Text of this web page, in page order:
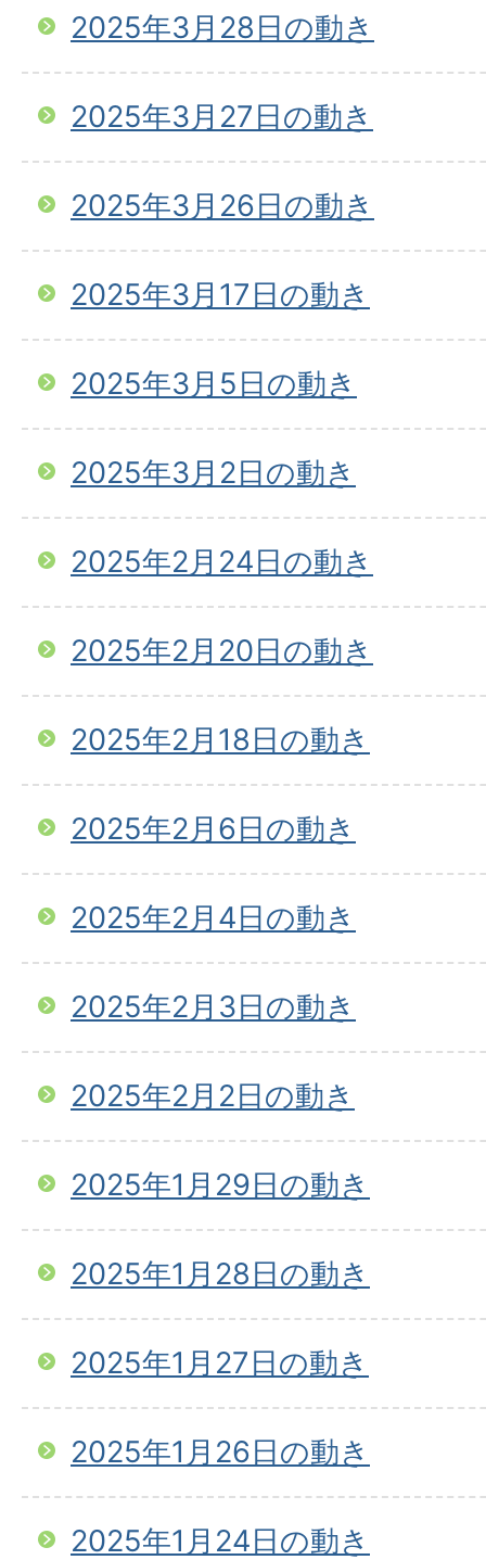
2025年3月28日の動き
2025年3月27日の動き
2025年3月26日の動き
2025年3月17日の動き
2025年3月5日の動き
2025年3月2日の動き
2025年2月24日の動き
2025年2月20日の動き
2025年2月18日の動き
2025年2月6日の動き
2025年2月4日の動き
2025年2月3日の動き
2025年2月2日の動き
2025年1月29日の動き
2025年1月28日の動き
2025年1月27日の動き
2025年1月26日の動き
2025年1月24日の動き